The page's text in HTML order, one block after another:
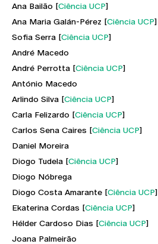
Ana Bailão [Ciência UCP]
Ana Maria Galán-Pérez [Ciência UCP]
Sofia Serra [Ciência UCP]
André Macedo
André Perrotta [Ciência UCP]
António Macedo
Arlindo Silva [Ciência UCP]
Carla Felizardo [Ciência UCP]
Carlos Sena Caires [Ciência UCP]
Daniel Moreira
Diogo Tudela [Ciência UCP]
Diogo Nóbrega
Diogo Costa Amarante [Ciência UCP]
Ekaterina Cordas [Ciência UCP]
Hélder Cardoso Dias [Ciência UCP]
Joana Palmeirão